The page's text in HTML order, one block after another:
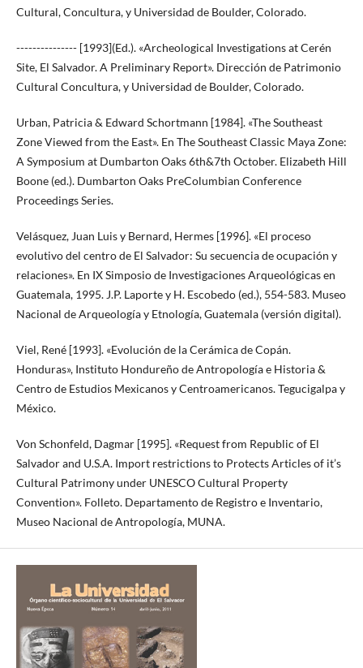
Cultural, Concultura, y Universidad de Boulder, Colorado.
--------------- [1993](Ed.). «Archeological Investigations at Cerén
Site, El Salvador. A Preliminary Report». Dirección de Patrimonio
Cultural Concultura, y Universidad de Boulder, Colorado.
Urban, Patricia & Edward Schortmann [1984]. «The Southeast
Zone Viewed from the East». En The Southeast Classic Maya Zone:
A Symposium at Dumbarton Oaks 6th&7th October. Elizabeth Hill
Boone (ed.). Dumbarton Oaks PreColumbian Conference
Proceedings Series.
Velásquez, Juan Luis y Bernard, Hermes [1996]. «El proceso
evolutivo del centro de El Salvador: Su secuencia de ocupación y
relaciones». En IX Simposio de Investigaciones Arqueológicas en
Guatemala, 1995. J.P. Laporte y H. Escobedo (ed.), 554-583. Museo
Nacional de Arqueología y Etnología, Guatemala (versión digital).
Viel, René [1993]. «Evolución de la Cerámica de Copán.
Honduras», Instituto Hondureño de Antropología e Historia &
Centro de Estudios Mexicanos y Centroamericanos. Tegucigalpa y
México.
Von Schonfeld, Dagmar [1995]. «Request from Republic of El
Salvador and U.S.A. Import restrictions to Protects Articles of it’s
Cultural Patrimony under UNESCO Cultural Property
Convention». Folleto. Departamento de Registro e Inventario,
Museo Nacional de Antropología, MUNA.